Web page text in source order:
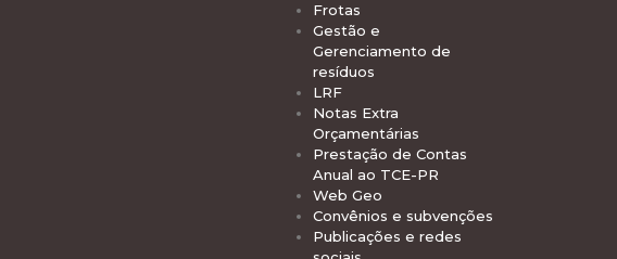
Frotas
Gestão e
Gerenciamento de
resíduos
LRF
Notas Extra
Orçamentárias
Prestação de Contas
Anual ao TCE-PR
Web Geo
Convênios e subvenções
Publicações e redes